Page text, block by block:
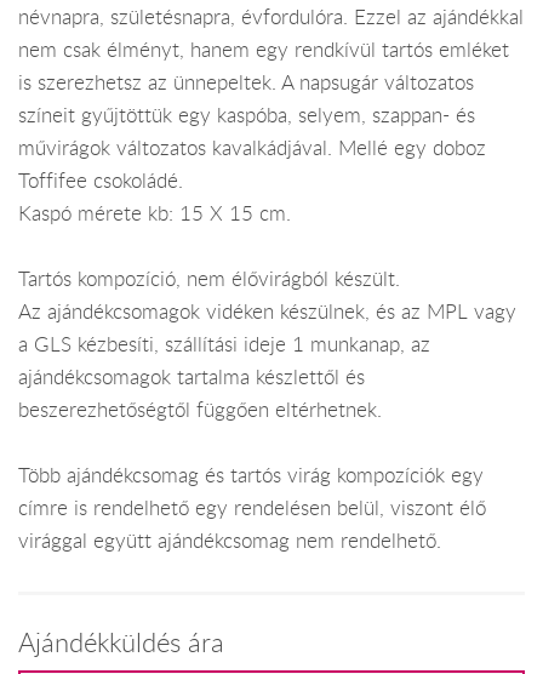
névnapra, születésnapra, évfordulóra. Ezzel az ajándékkal
nem csak élményt, hanem egy rendkívül tartós emléket
is szerezhetsz az ünnepeltek. A napsugár változatos
színeit gyűjtöttük egy kaspóba, selyem, szappan- és
művirágok változatos kavalkádjával. Mellé egy doboz
Toffifee csokoládé.
Kaspó mérete kb: 15 X 15 cm.
Tartós kompozíció, nem élővirágból készült.
Az ajándékcsomagok vidéken készülnek, és az MPL vagy
a GLS kézbesíti, szállítási ideje 1 munkanap, az
ajándékcsomagok tartalma készlettől és
beszerezhetőségtől függően eltérhetnek.
Több ajándékcsomag és tartós virág kompozíciók egy
címre is rendelhető egy rendelésen belül, viszont élő
virággal együtt ajándékcsomag nem rendelhető.
Ajándékküldés ára